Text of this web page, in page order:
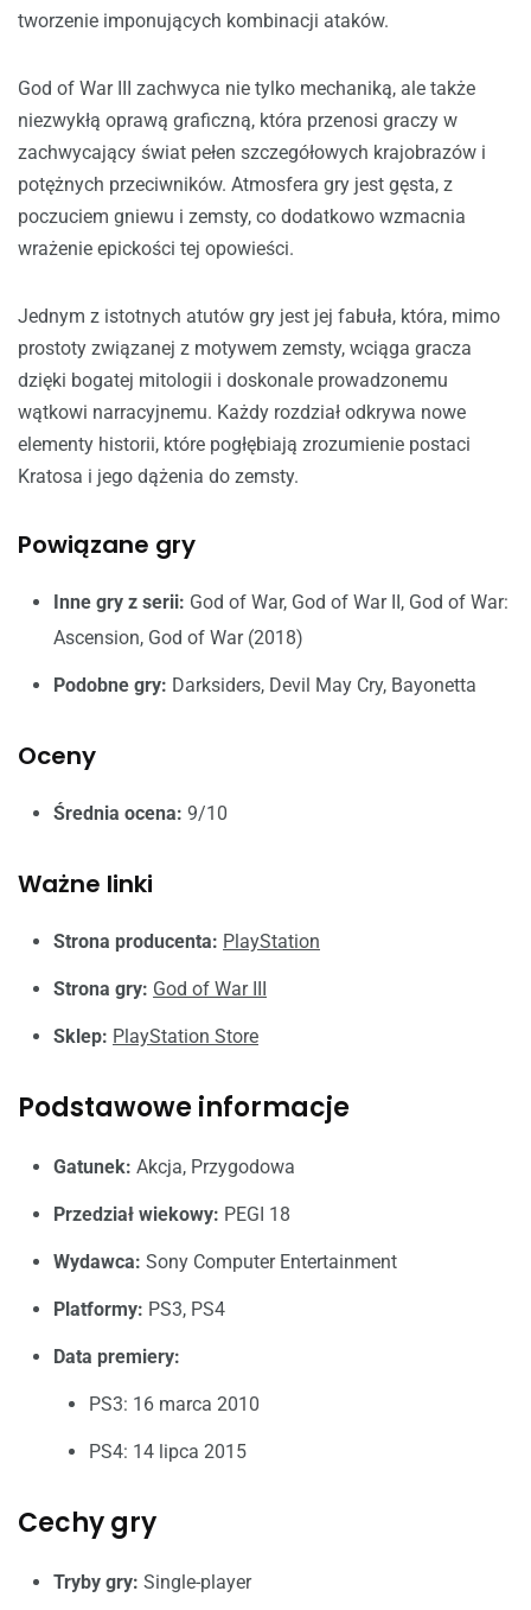
tworzenie imponujących kombinacji ataków.
God of War III zachwyca nie tylko mechaniką, ale także
niezwykłą oprawą graficzną, która przenosi graczy w
zachwycający świat pełen szczegółowych krajobrazów i
potężnych przeciwników. Atmosfera gry jest gęsta, z
poczuciem gniewu i zemsty, co dodatkowo wzmacnia
wrażenie epickości tej opowieści.
Jednym z istotnych atutów gry jest jej fabuła, która, mimo
prostoty związanej z motywem zemsty, wciąga gracza
dzięki bogatej mitologii i doskonale prowadzonemu
wątkowi narracyjnemu. Każdy rozdział odkrywa nowe
elementy historii, które pogłębiają zrozumienie postaci
Kratosa i jego dążenia do zemsty.
Powiązane gry
Inne gry z serii: God of War, God of War II, God of War:
Ascension, God of War (2018)
Podobne gry: Darksiders, Devil May Cry, Bayonetta
Oceny
Średnia ocena: 9/10
Ważne linki
Strona producenta: PlayStation
Strona gry: God of War III
Sklep: PlayStation Store
Podstawowe informacje
Gatunek: Akcja, Przygodowa
Przedział wiekowy: PEGI 18
Wydawca: Sony Computer Entertainment
Platformy: PS3, PS4
Data premiery:
PS3: 16 marca 2010
PS4: 14 lipca 2015
Cechy gry
Tryby gry: Single-player